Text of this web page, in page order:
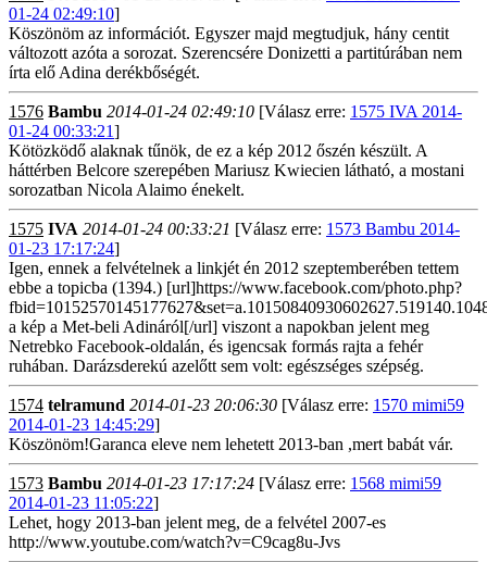
01-24 02:49:10]
Köszönöm az információt. Egyszer majd megtudjuk, hány centit
változott azóta a sorozat. Szerencsére Donizetti a partitúrában nem
írta elő Adina derékbőségét.
1576 Bambu 2014-01-24 02:49:10 [Válasz erre: 1575 IVA 2014-
01-24 00:33:21]
Kötözködő alaknak tűnök, de ez a kép 2012 őszén készült. A
háttérben Belcore szerepében Mariusz Kwiecien látható, a mostani
sorozatban Nicola Alaimo énekelt.
1575 IVA 2014-01-24 00:33:21 [Válasz erre: 1573 Bambu 2014-
01-23 17:17:24]
Igen, ennek a felvételnek a linkjét én 2012 szeptemberében tettem
ebbe a topicba (1394.) [url]https://www.facebook.com/photo.php?
a kép a Met-beli Adináról[/url] viszont a napokban jelent meg
Netrebko Facebook-oldalán, és igencsak formás rajta a fehér
ruhában. Darázsderekú azelőtt sem volt: egészséges szépség.
1574 telramund 2014-01-23 20:06:30 [Válasz erre: 1570 mimi59
2014-01-23 14:45:29]
Köszönöm!Garanca eleve nem lehetett 2013-ban ,mert babát vár.
1573 Bambu 2014-01-23 17:17:24 [Válasz erre: 1568 mimi59
2014-01-23 11:05:22]
Lehet, hogy 2013-ban jelent meg, de a felvétel 2007-es
http://www.youtube.com/watch?v=C9cag8u-Jvs